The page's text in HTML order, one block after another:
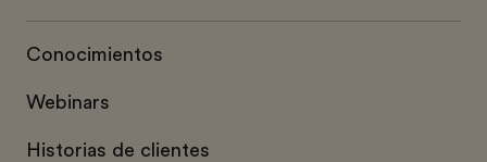
Conocimientos
Webinars
Historias de clientes